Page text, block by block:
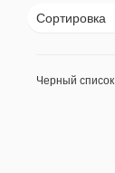
Сортировка
Черный список